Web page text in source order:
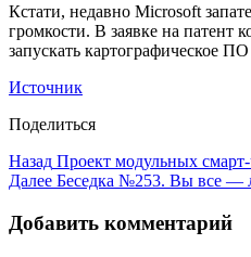
Кстати, недавно Microsoft
громкости. В заявке на патент
запускать картографическое
Источник
Поделиться
Назад Проект модульных
Далее Беседка №253. Вы все —
Добавить комментарий